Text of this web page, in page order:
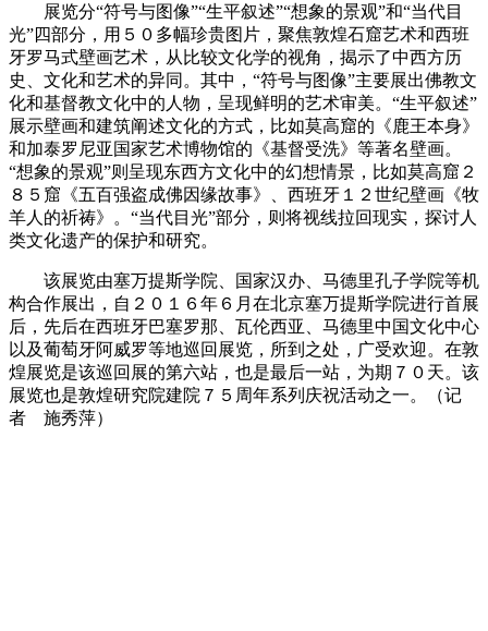
展览分“符号与图像”“生平叙述”“想象的景观”和“当代目
光”四部分，用５０多幅珍贵图片，聚焦敦煌石窟艺术和西班
牙罗马式壁画艺术，从比较文化学的视角，揭示了中西方历
史、文化和艺术的异同。其中，“符号与图像”主要展出佛教文
化和基督教文化中的人物，呈现鲜明的艺术审美。“生平叙述”
展示壁画和建筑阐述文化的方式，比如莫高窟的《鹿王本身》
和加泰罗尼亚国家艺术博物馆的《基督受洗》等著名壁画。
“想象的景观”则呈现东西方文化中的幻想情景，比如莫高窟２
８５窟《五百强盗成佛因缘故事》、西班牙１２世纪壁画《牧
羊人的祈祷》。“当代目光”部分，则将视线拉回现实，探讨人
类文化遗产的保护和研究。
该展览由塞万提斯学院、国家汉办、马德里孔子学院等机
构合作展出，自２０１６年６月在北京塞万提斯学院进行首展
后，先后在西班牙巴塞罗那、瓦伦西亚、马德里中国文化中心
以及葡萄牙阿威罗等地巡回展览，所到之处，广受欢迎。在敦
煌展览是该巡回展的第六站，也是最后一站，为期７０天。该
展览也是敦煌研究院建院７５周年系列庆祝活动之一。（记
者 施秀萍）